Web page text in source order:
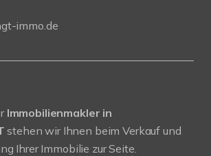
immo.de
Immobilienmakler in
stehen wir Ihnen beim Verkauf und
Ihrer Immobilie zur Seite.